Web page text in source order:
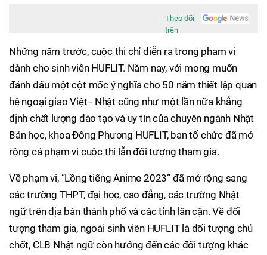
Theo dõi
trên
Những năm trước, cuộc thi chỉ diễn ra trong pham vi
dành cho sinh viên HUFLIT. Năm nay, với mong muốn
đánh dấu một cột mốc ý nghĩa cho 50 năm thiết lập quan
hệ ngoại giao Việt - Nhật cũng như một lần nữa khẳng
định chất lượng đào tạo và uy tín của chuyên ngành Nhật
Bản học, khoa Đông Phương HUFLIT, ban tổ chức đã mở
rộng cả phạm vi cuộc thi lẫn đối tượng tham gia.
Về phạm vi, “Lồng tiếng Anime 2023” đã mở rộng sang
các trường THPT, đại học, cao đẳng, các trường Nhật
ngữ trên địa bàn thành phố và các tỉnh lân cận. Về đối
tượng tham gia, ngoài sinh viên HUFLIT là đối tượng chủ
chốt, CLB Nhật ngữ còn hướng đến các đối tượng khác